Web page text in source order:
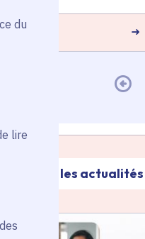
du
lire
Toutes les actualités